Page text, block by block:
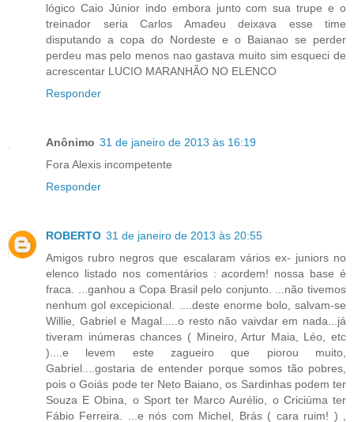
lógico Caio Júnior indo embora junto com sua trupe e o
treinador seria Carlos Amadeu deixava esse time
disputando a copa do Nordeste e o Baianao se perder
perdeu mas pelo menos nao gastava muito sim esqueci de
acrescentar LUCIO MARANHÃO NO ELENCO
Responder
Anônimo 31 de janeiro de 2013 às 16:19
Fora Alexis incompetente
Responder
ROBERTO 31 de janeiro de 2013 às 20:55
Amigos rubro negros que escalaram vários ex- juniors no
elenco listado nos comentários : acordem! nossa base é
fraca. ...ganhou a Copa Brasil pelo conjunto. ...não tivemos
nenhum gol excepicional. ....deste enorme bolo, salvam-se
Willie, Gabriel e Magal.....o resto não vaivdar em nada...já
tiveram inúmeras chances ( Mineiro, Artur Maia, Léo, etc
)....e levem este zagueiro que piorou muito,
Gabriel....gostaria de entender porque somos tão pobres,
pois o Goiás pode ter Neto Baiano, os Sardinhas podem ter
Souza E Obina, o Sport ter Marco Aurélio, o Criciúma ter
Fábio Ferreira. ...e nós com Michel, Brás ( cara ruim! ) ,